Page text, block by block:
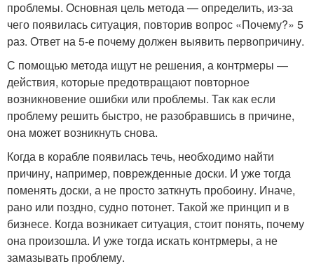
проблемы. Основная цель метода — определить, из-за
чего появилась ситуация, повторив вопрос «Почему?» 5
раз. Ответ на 5-е почему должен выявить первопричину.
С помощью метода ищут не решения, а контрмеры —
действия, которые предотвращают повторное
возникновение ошибки или проблемы. Так как если
проблему решить быстро, не разобравшись в причине,
она может возникнуть снова.
Когда в корабле появилась течь, необходимо найти
причину, например, поврежденные доски. И уже тогда
поменять доски, а не просто заткнуть пробоину. Иначе,
рано или поздно, судно потонет. Такой же принцип и в
бизнесе. Когда возникает ситуация, стоит понять, почему
она произошла. И уже тогда искать контрмеры, а не
замазывать проблему.